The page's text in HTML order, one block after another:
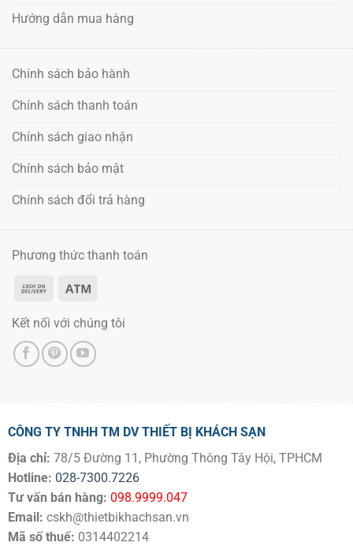
Hướng dẫn mua hàng
Chính sách bảo hành
Chính sách thanh toán
Chính sách giao nhận
Chính sách bảo mật
Chính sách đổi trả hàng
Phương thức thanh toán
Kết nối với chúng tôi
CÔNG TY TNHH TM DV THIẾT BỊ KHÁCH SẠN
Địa chỉ: 78/5 Đường 11, Phường Thông Tây Hội, TPHCM
Hotline: 028-7300.7226
Tư vấn bán hàng: 098.9999.047
Email: cskh@thietbikhachsan.vn
Mã số thuế: 0314402214